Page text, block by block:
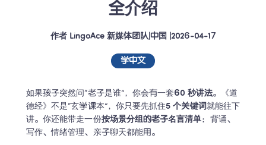
全介绍
作者 LingoAce 新媒体团队| 中国 2026-04-17
学中文
如果孩子突然问“老子是谁”，你会有一套60 秒讲法。《道
德经》不是“玄学课本”，你只要先抓住5 个关键词就能往下
讲。你还能带走一份按场景分组的老子名言清单：背诵、
写作、情绪管理、亲子聊天都能用。